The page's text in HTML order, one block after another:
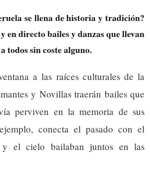
se llena de historia y tradición?
en directo bailes y danzas que llevan
todos sin coste alguno.
a las raíces culturales de la
y Novillas traerán bailes que
perviven en la memoria de sus
conecta el pasado con el
y el cielo bailaban juntos en las